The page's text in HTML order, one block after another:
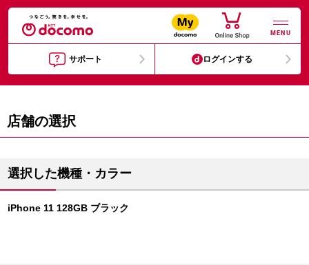
MENU
サポート ログインする
店舗の選択
選択した機種・カラー
iPhone 11 128GB ブラック